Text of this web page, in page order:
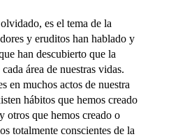
es el tema de la
y eruditos han hablado y
han descubierto que la
área de nuestras vidas.
en muchos actos de nuestra
hábitos que hemos creado
otros que hemos creado o
totalmente conscientes de la